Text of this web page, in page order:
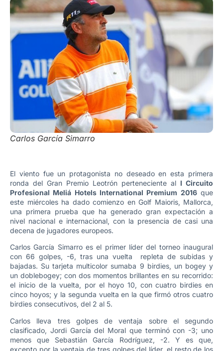
Carlos García Simarro
El viento fue un protagonista no deseado en esta primera
ronda del Gran Premio Leotrón perteneciente al I Circuito
Profesional Meliá Hotels International Premium 2016que
este miércoles ha dado comienzo en Golf Maioris, Mallorca,
una primera prueba que ha generado gran expectación a
nivel nacional e internacional, con la presencia de casi una
decena de jugadores europeos.
Carlos García Simarro es el primer líder del torneo inaugural
con 66 golpes, -6, tras una vuelta repleta de subidas y
bajadas. Su tarjeta multicolor sumaba 9 birdies, un bogey y
un doblebogey; con dos momentos brillantes en su recorrido:
el inicio de la vuelta, por el hoyo 10, con cuatro birdies en
cinco hoyos; y la segunda vuelta en la que firmó otros cuatro
birdies consecutivos, del 2 al 5.
Carlos lleva tres golpes de ventaja sobre el segundo
clasificado, Jordi García del Moral que terminó con -3; uno
menos que Sebastián García Rodríguez, -2. Y es que,
excepto por la ventaja de tres golpes del líder, el resto de los